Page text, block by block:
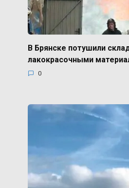
В Брянске потушили
лакокрасочными
0